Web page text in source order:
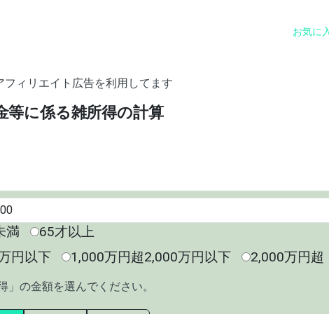
お気に
フィリエイト広告を利用してます
等に係る雑所得の計算
満
65才以上
円以下 1,000万円超2,000万円以下 2,000万円超
の金額を選んでください。